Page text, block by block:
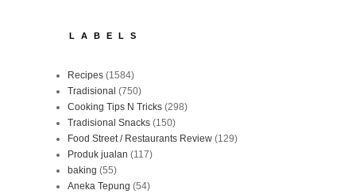
LABELS
Recipes (1584)
Tradisional (750)
Cooking Tips N Tricks (298)
Tradisional Snacks (150)
Food Street / Restaurants Review (129)
Produk jualan (117)
baking (55)
Aneka Tepung (54)